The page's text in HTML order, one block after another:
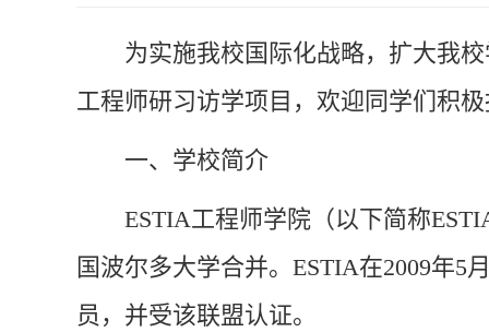
为实施我校国际化战略，扩大我
工程师研习访学项目，欢迎同学们积
一、学校简介
ESTIA工程师学院（以下简称
国波尔多大学合并。ESTIA在2009年5
员，并受该联盟认证。